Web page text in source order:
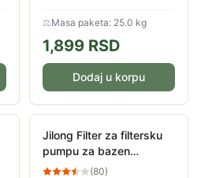
bazene. Granulacija: 0,4-
0,8mm. Količina: 25kg
⚖Masa paketa: 25.0 kg
1,899 RSD
Dodaj u korpu
Jilong Filter za filtersku
pumpu za bazen
105x135mm 2kom
(80)